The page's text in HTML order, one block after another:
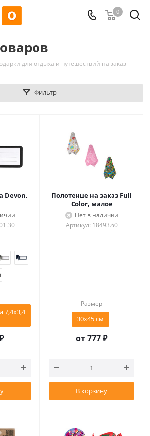
0
для отдыха и путешествий на заказ
Фильтр
Devon,
7,4x3,4
Полотенце на заказ Full
Color, малое
Нет в наличии
Артикул: 18493.60
Размер
30х45 см
от777 ₽
В корзину